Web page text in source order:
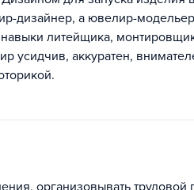
дизайнер, а ювелир-
литейщика,
аккуратен,
организовывать трудовой